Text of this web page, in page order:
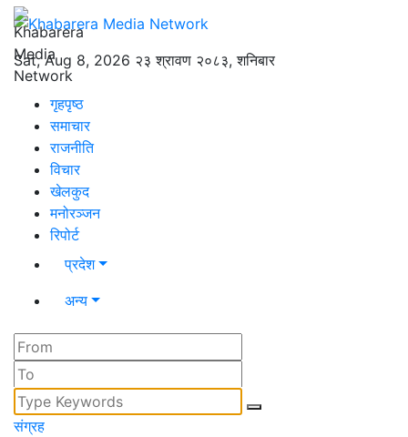
Sat, Aug 8, 2026 २३ श्रावण २०८३, शनिबार
गृहपृष्ठ
समाचार
राजनीति
विचार
खेलकुद
मनोरञ्जन
रिपोर्ट
प्रदेश
अन्य
संग्रह